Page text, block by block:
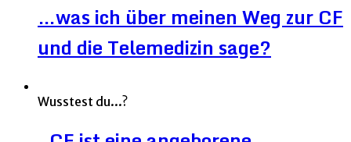
…was ich über meinen Weg zur CF
und die Telemedizin sage?
Wusstest du...?